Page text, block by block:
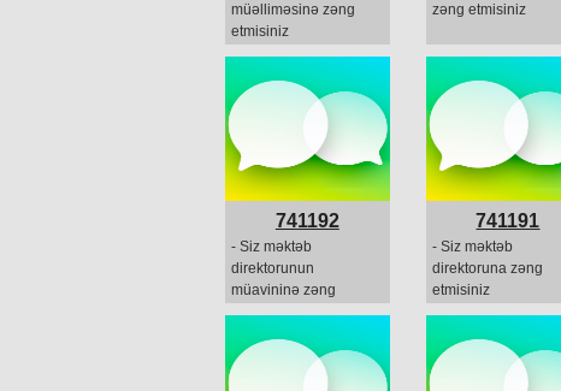
müəlliməsinə zəng
etmisiniz
zəng etmisiniz
741192
- Siz məktəb
direktorunun
müavininə zəng
etmisiniz
741191
- Siz məktəb
direktoruna zəng
etmisiniz